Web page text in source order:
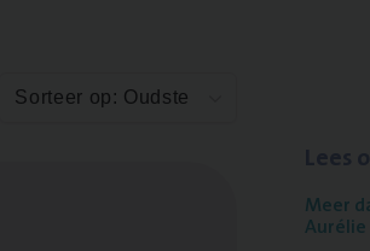
Sorteer op: Oudste
Meer